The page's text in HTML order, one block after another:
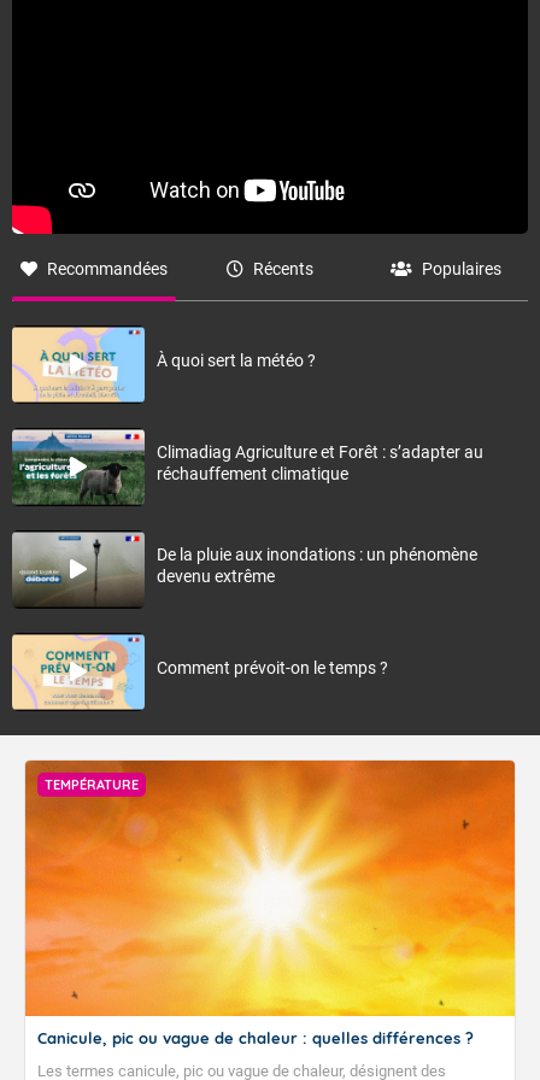
Recommandées Récents Populaires
À quoi sert la météo ?
Climadiag Agriculture et Forêt : s’adapter au
réchauffement climatique
De la pluie aux inondations : un phénomène
devenu extrême
Comment prévoit-on le temps ?
TEMPÉRATURE
Canicule, pic ou vague de chaleur : quelles différences ?
Les termes canicule, pic ou vague de chaleur, désignent des